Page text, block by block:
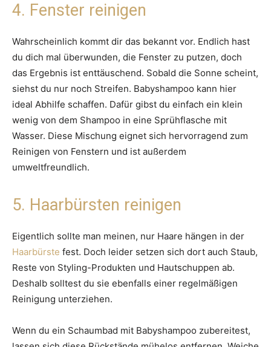
4. Fenster reinigen
Wahrscheinlich kommt dir das bekannt vor. Endlich hast
du dich mal überwunden, die Fenster zu putzen, doch
das Ergebnis ist enttäuschend. Sobald die Sonne scheint,
siehst du nur noch Streifen. Babyshampoo kann hier
ideal Abhilfe schaffen. Dafür gibst du einfach ein klein
wenig von dem Shampoo in eine Sprühflasche mit
Wasser. Diese Mischung eignet sich hervorragend zum
Reinigen von Fenstern und ist außerdem
umweltfreundlich.
5. Haarbürsten reinigen
Eigentlich sollte man meinen, nur Haare hängen in der
Haarbürste fest. Doch leider setzen sich dort auch Staub,
Reste von Styling-Produkten und Hautschuppen ab.
Deshalb solltest du sie ebenfalls einer regelmäßigen
Reinigung unterziehen.
Wenn du ein Schaumbad mit Babyshampoo zubereitest,